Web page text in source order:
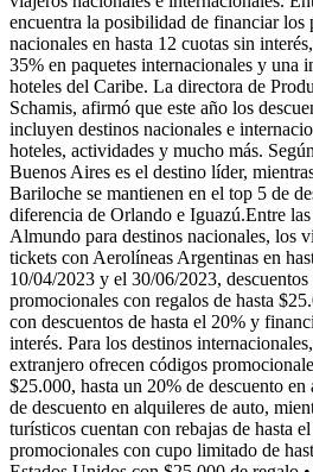
encuentra la posibilidad de financiar los
nacionales en hasta 12 cuotas sin
35% en paquetes internacionales y una
hoteles del Caribe. La directora de
Schamis, afirmó que este año los
incluyen destinos nacionales e
hoteles, actividades y mucho más.
Buenos Aires es el destino líder,
Bariloche se mantienen en el top 5 de
diferencia de Orlando e Iguazú.Entre
Almundo para destinos nacionales, los
tickets con Aerolíneas Argentinas en
10/04/2023 y el 30/06/2023,
promocionales con regalos de hasta
con descuentos de hasta el 20% y
interés. Para los destinos
extranjero ofrecen códigos
$25.000, hasta un 20% de descuento
de descuento en alquileres de auto,
turísticos cuentan con rebajas de hasta
promocionales con cupo limitado de